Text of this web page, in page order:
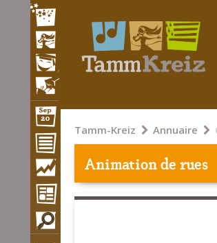
Tamm-Kreiz Annuaire
Animation de rues